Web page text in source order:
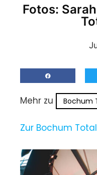
Fotos:
Mehr zu Bochum
Zur Bochum